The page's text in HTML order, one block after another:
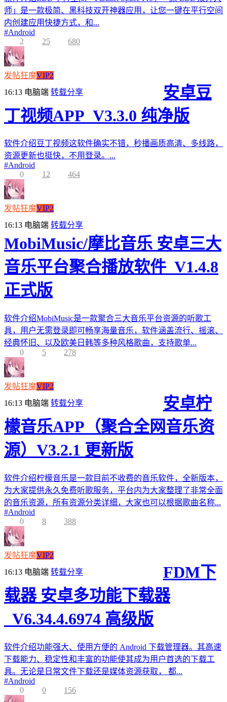
师」是一款极简、黑科技双开神器应用，让您一键在平行空间
内创建应用快捷方式，和...
#Android
2
25 680
发帖狂魔VIP2
16:13 电脑端 转载分享
安卓豆
丁视频APP_V3.3.0 纯净版
软件介绍豆丁视频这软件确实不错，秒播画质高清、多线路，
资源更新也挺快，不用登录。...
#Android
0
12 464
发帖狂魔VIP2
16:13 电脑端 转载分享
MobiMusic/摩比音乐 安卓三大
音乐平台聚合播放软件_V1.4.8
正式版
软件介绍MobiMusic是一款聚合三大音乐平台资源的听歌工
具，用户无需登录即可畅享海量音乐，软件涵盖流行、摇滚、
经典怀旧、以及欧美日韩等多种风格歌曲，支持歌单...
0
5 278
发帖狂魔VIP2
16:13 电脑端 转载分享
安卓柠
檬音乐APP（聚合全网音乐资
源）V3.2.1 更新版
软件介绍柠檬音乐是一款目前不收费的音乐软件，全新版本，
为大家提供永久免费听歌服务，平台内为大家整理了非常全面
的音乐资源，所有资源分类详细，大家也可以根据歌曲名称...
#Android
0
8 388
发帖狂魔VIP2
16:13 电脑端 转载分享
FDM下
载器 安卓多功能下载器
_V6.34.4.6974 高级版
软件介绍功能强大、使用方便的 Android 下载管理器。其高速
下载能力、稳定性和丰富的功能使其成为用户首选的下载工
具。无论是日常文件下载还是媒体资源获取， 都...
#Android
0
0 156